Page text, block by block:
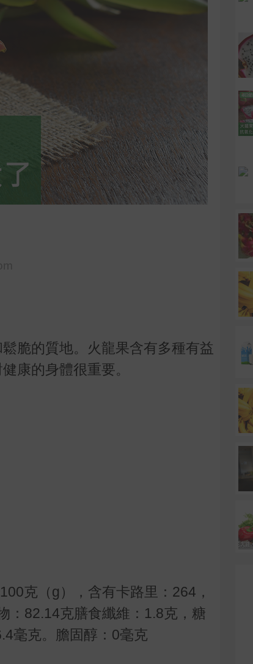
脆的質地。火龍果含有多種有益
康的身體很重要。
克（g），含有卡路里：264，
：82.14克膳食纖維：1.8克，糖
毫克。膽固醇：0毫克